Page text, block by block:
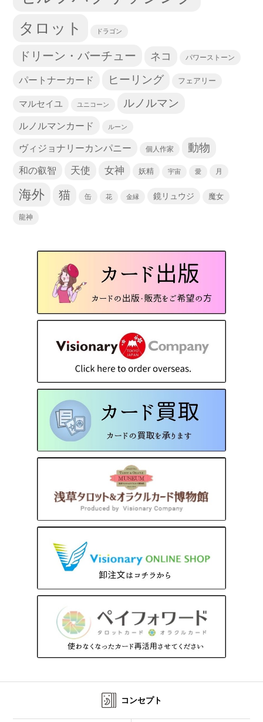
タロット ドラゴン
ドリーン・バーチュー ネコ パワーストーン
パートナーカード ヒーリング フェアリー
マルセイユ ユニコーン ルノルマン
ルノルマンカード ルーン
ヴィジョナリーカンパニー 個人作家 動物
和の叡智 天使 女神 妖精 宇宙 愛 月
海外 猫 缶 花 金縁 鏡リュウジ 魔女
龍神
コンセプト